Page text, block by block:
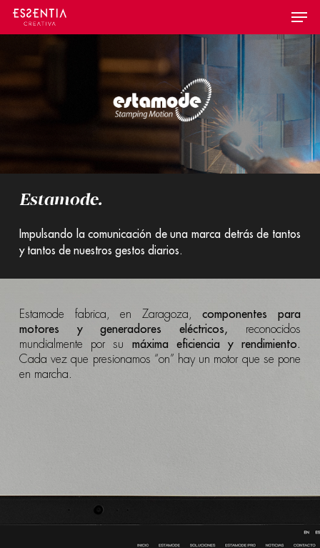
Skip
main
Menu
Estamode.
Impulsando la comunicación de una marca detrás de tantos
y tantos de nuestros gestos diarios.
Estamode fabrica, en Zaragoza,componentes para
motores y generadores eléctricos, reconocidos
mundialmente por su máxima eficiencia y rendimiento.
Cada vez que presionamos “on” hay un motor que se pone
en marcha.